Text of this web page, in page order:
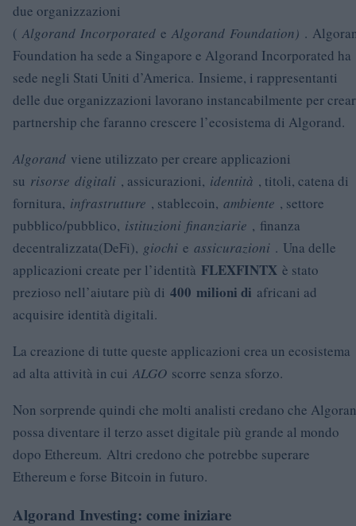
due organizzazioni
(Algorand Incorporated eAlgorand Foundation) .
Foundation ha sede a Singapore e Algorand Incorporated ha
sede negli Stati Uniti d’America. Insieme, i rappresentanti
delle due organizzazioni lavorano instancabilmente per
partnership che faranno crescere l’ecosistema di Algorand.
Algorand viene utilizzato per creare applicazioni
su risorse digitali , assicurazioni, identità , titoli, catena di
fornitura, infrastrutture , stablecoin, ambiente , settore
pubblico/pubblico, istituzioni finanziarie , finanza
decentralizzata(DeFi), giochi e assicurazioni . Una delle
applicazioni create per l’identità FLEXFINTX è stato
prezioso nell’aiutare più di 400 milioni di africani ad
acquisire identità digitali.
La creazione di tutte queste applicazioni crea un ecosistema
ad alta attività in cuiALGO scorre senza sforzo.
Non sorprende quindi che molti analisti credano che
possa diventare il terzo asset digitale più grande al mondo
dopo Ethereum. Altri credono che potrebbe superare
Ethereum e forse Bitcoin in futuro.
Algorand Investing: come iniziare